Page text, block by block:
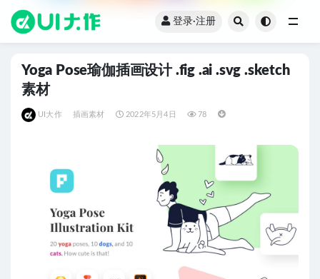
登录·注册
Yoga Pose瑜伽插画设计 .fig .ai .svg .sketch
素材
UI大作 插画素材 2022年5月4日 78